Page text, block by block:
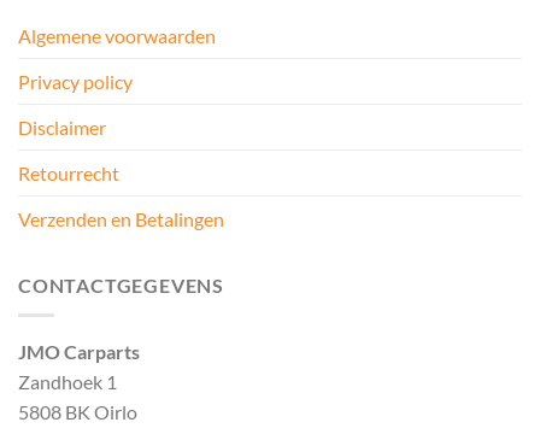
Algemene voorwaarden
Privacy policy
Disclaimer
Retourrecht
Verzenden en Betalingen
CONTACTGEGEVENS
JMO Carparts
Zandhoek 1
5808 BK Oirlo